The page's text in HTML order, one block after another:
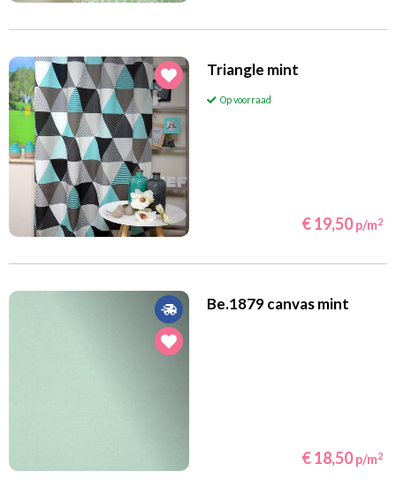
Triangle mint
Op voorraad
€ 19,50 p/m2
Be.1879 canvas mint
€ 18,50 p/m2